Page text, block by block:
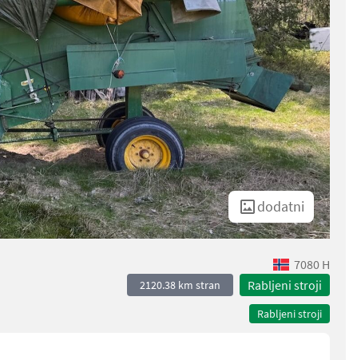
dodatni
7080 H
2120.38 km stran Rabljeni stroji
Rabljeni stroji